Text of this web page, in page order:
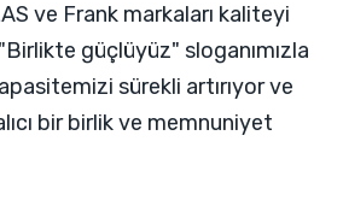
ve Frank markaları kaliteyi
güçlüyüz" sloganımızla
sürekli artırıyor ve
bir birlik ve memnuniyet